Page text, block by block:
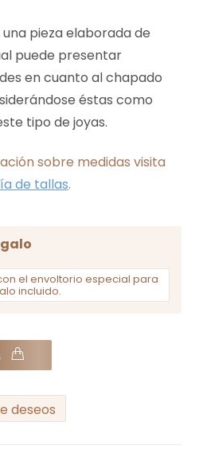
pieza elaborada de
puede presentar
en cuanto al chapado
éstas como
tipo de joyas.
sobre medidas visita
de tallas.
el envoltorio especial para
incluido.
deseos